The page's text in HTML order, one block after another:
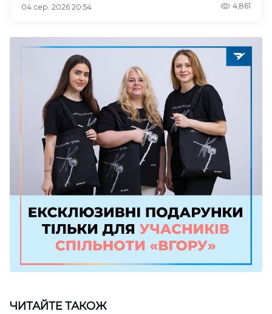
04 сер. 2026 20:54 4,861
ЧИТАЙТЕ ТАКОЖ